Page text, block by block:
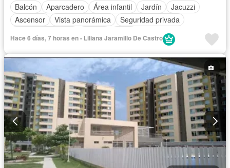
Balcón
Aparcadero Área infantil Jardín
Jacuzzi
Ascensor
Vista panorámica
Seguridad privada
Hace 6 días, 7 horas en - Liliana Jaramillo De Castro